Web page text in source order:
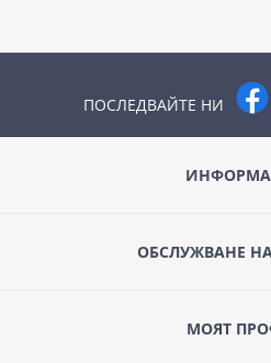
ПОСЛЕДВАЙТЕ НИ
ОБСЛУЖВАНЕ
МОЯТ